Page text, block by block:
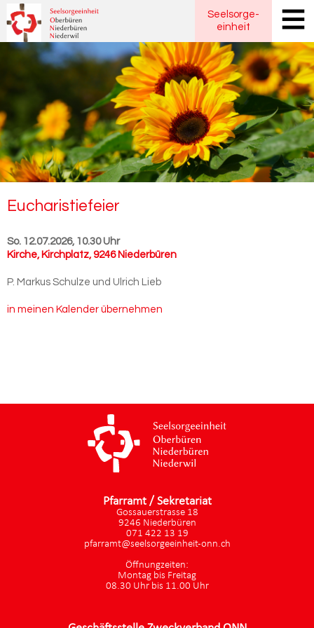
Seelsorge-
einheit
Eu­cha­ris­tie­fei­er
So. 12.07.2026, 10.30 Uhr
Kirche, Kirchplatz, 9246 Niederbüren
P. Markus Schulze und Ulrich Lieb
in meinen Kalender übernehmen
Pfarramt / Sekretariat
Gossauerstrasse 18
9246 Niederbüren
071 422 13 19
pfarramt@seelsorgeeinheit-onn.ch
Öffnungzeiten:
Montag bis Freitag
08.30 Uhr bis 11.00 Uhr